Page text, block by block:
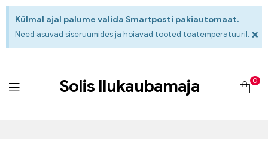
Külmal ajal palume valida Smartposti pakiautomaat.
Need asuvad siseruumides ja hoiavad tooted toatemperatuuril. ×
Solis Ilukaubamaja 0